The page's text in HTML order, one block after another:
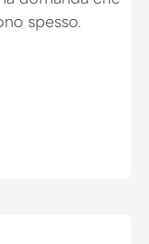
spesso.